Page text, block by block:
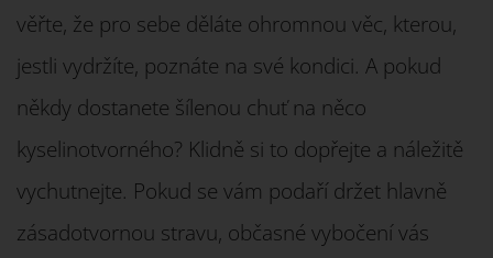
věřte, že pro sebe děláte ohromnou věc, kterou,
jestli vydržíte, poznáte na své kondici. A pokud
někdy dostanete šílenou chuť na něco
kyselinotvorného? Klidně si to dopřejte a náležitě
vychutnejte. Pokud se vám podaří držet hlavně
zásadotvornou stravu, občasné vybočení vás